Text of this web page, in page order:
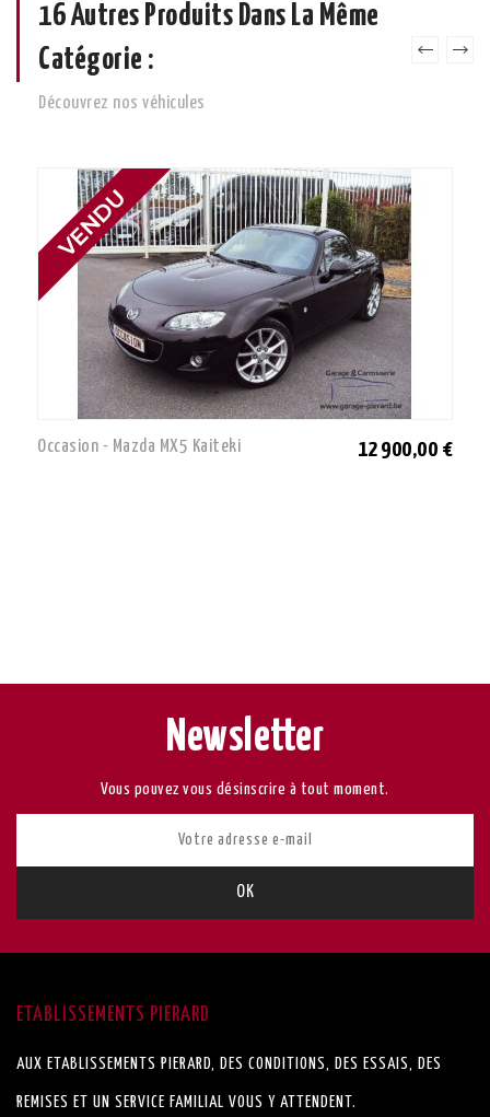
16 Autres Produits Dans La Même
Catégorie :
Découvrez nos véhicules
Occasion - Mazda MX5 Kaiteki 12 900,00 €
Newsletter
Vous pouvez vous désinscrire à tout moment.
ETABLISSEMENTS PIERARD
AUX ETABLISSEMENTS PIERARD, DES CONDITIONS, DES ESSAIS, DES
REMISES ET UN SERVICE FAMILIAL VOUS Y ATTENDENT.